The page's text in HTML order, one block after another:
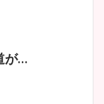
が…